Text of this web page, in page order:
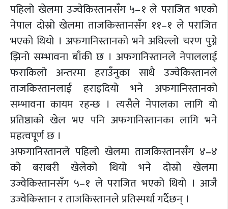
पहिलो खेलमा उज्वेकिस्तानसँग ५–१ ले पराजित भएको
नेपाल दोस्रो खेलमा ताजकिस्तानसँग ११–१ ले पराजित
भएको थियो । अफगानिस्तानको भने अघिल्लो चरण पुग्ने
झिनो सम्भावना बाँकी छ । अफगानिस्तानले नेपाललाई
फराकिलो अन्तरमा हराउँनुका साथै उज्वेकिस्तानले
ताजकिस्तानलाई हराइदियो भने अफगानिस्तानको
सम्भावना कायम रहन्छ । त्यसैले नेपालका लागि यो
प्रतिष्ठाको खेल भए पनि अफगानिस्तानका लागि भने
महत्वपूर्ण छ ।
अफगानिस्तानले पहिलो खेलमा ताजकिस्तानसँग ४–४
को बराबरी खेलेको थियो भने दोस्रो खेलमा
उज्वेकिस्तानसँग ५–१ ले पराजित भएको थियो । आजै
उज्वेकिस्तान र ताजकिस्तानले प्रतिस्पर्धा गर्दैछन् ।